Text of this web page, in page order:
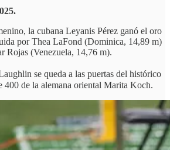
la cubana Leyanis Pérez ganó el oro
por Thea LaFond (Dominica, 14,89 m)
Rojas (Venezuela, 14,76 m).
se queda a las puertas del histórico
400 de la alemana oriental Marita Koch.